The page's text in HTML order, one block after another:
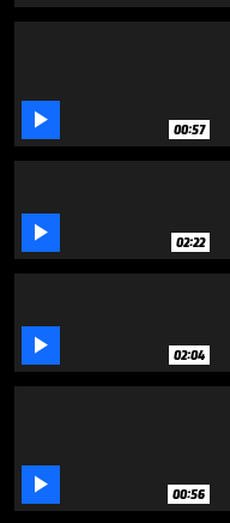
 00:57
 02:22
 02:04
 00:56